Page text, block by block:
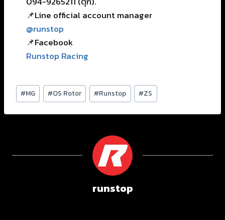
📌Line official account manager
@runstop
📌Facebook
Runstop Racing
#MG #OS Rotor #Runstop #ZS
runstop